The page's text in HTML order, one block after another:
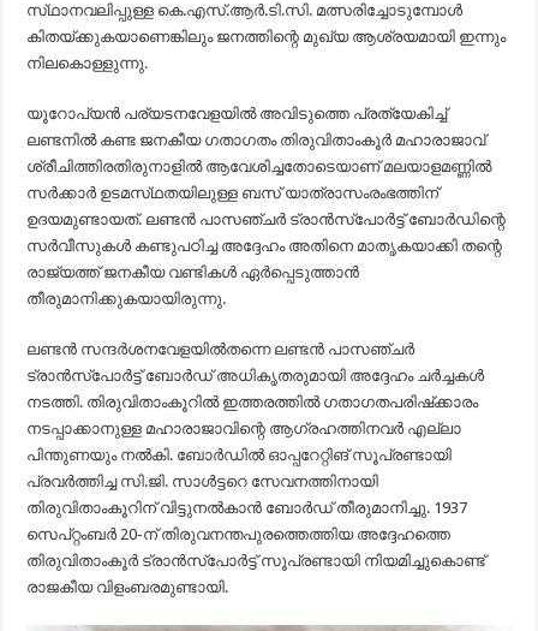
സ്‌ഥാനവലിപ്പുള്ള കെ.എസ്‌.ആര്‍.ടി.സി. മത്സരിച്ചോടുമ്പോള്‍
കിതയ്‌ക്കുകയാണെങ്കിലും ജനത്തിന്റെ മുഖ്യ ആശ്രയമായി ഇന്നും
നിലകൊള്ളുന്നു.
യൂറോപ്യന്‍ പര്യടനവേളയില്‍ അവിടുത്തെ പ്രത്യേകിച്ച്‌
ലണ്ടനില്‍ കണ്ട ജനകീയ ഗതാഗതം തിരുവിതാംകൂര്‍ മഹാരാജാവ്‌
ശ്രീചിത്തിരതിരുനാളില്‍ ആവേശിച്ചതോടെയാണ്‌ മലയാളമണ്ണില്‍
സര്‍ക്കാര്‍ ഉടമസ്‌ഥതയിലുള്ള ബസ്‌ യാത്രാസംരംഭത്തിന്‌
ഉദയമുണ്ടായത്‌. ലണ്ടന്‍ പാസഞ്ചര്‍ ട്രാന്‍സ്‌പോര്‍ട്ട്‌ ബോര്‍ഡിന്റെ
സര്‍വീസുകള്‍ കണ്ടുപഠിച്ച അദ്ദേഹം അതിനെ മാതൃകയാക്കി തന്റെ
രാജ്യത്ത്‌ ജനകീയ വണ്ടികള്‍ ഏര്‍പ്പെടുത്താന്‍
തീരുമാനിക്കുകയായിരുന്നു.
ലണ്ടന്‍ സന്ദര്‍ശനവേളയില്‍തന്നെ ലണ്ടന്‍ പാസഞ്ചര്‍
ട്രാന്‍സ്‌പോര്‍ട്ട്‌ ബോര്‍ഡ്‌ അധികൃതരുമായി അദ്ദേഹം ചര്‍ച്ചകള്‍
നടത്തി. തിരുവിതാംകൂറില്‍ ഇത്തരത്തില്‍ ഗതാഗതപരിഷ്‌ക്കാരം
നടപ്പാക്കാനുള്ള മഹാരാജാവിന്റെ ആഗ്രഹത്തിനവര്‍ എല്ലാ
പിന്തുണയും നല്‍കി. ബോര്‍ഡില്‍ ഓപ്പറേറ്റിങ്‌ സൂപ്രണ്ടായി
പ്രവര്‍ത്തിച്ച സി.ജി. സാള്‍ട്ടറെ സേവനത്തിനായി
തിരുവിതാംകൂറിന്‌ വിട്ടുനല്‍കാന്‍ ബോര്‍ഡ്‌ തീരുമാനിച്ചു. 1937
സെപ്‌റ്റംബര്‍ 20-ന്‌ തിരുവനന്തപുരത്തെത്തിയ അദ്ദേഹത്തെ
തിരുവിതാംകൂര്‍ ട്രാന്‍സ്‌പോര്‍ട്ട്‌ സൂപ്രണ്ടായി നിയമിച്ചുകൊണ്ട്‌
രാജകീയ വിളംബരമുണ്ടായി.